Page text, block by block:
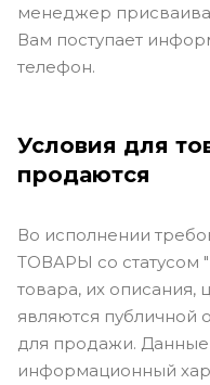
менеджер
Вам поступает
телефон.
Условия для
продаются
Во исполнении
ТОВАРЫ со статусом
товара, их
являются публичной
для продажи. Данные
информационный